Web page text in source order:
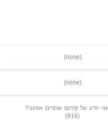
(none)
(none)
יודע על קידום אתרים אורגני?
(916)